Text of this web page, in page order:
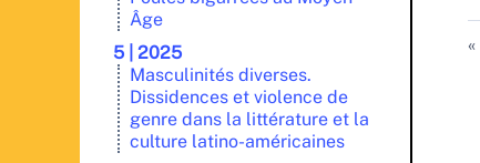
Âge
5 | 2025
Masculinités diverses.
Dissidences et violence de
genre dans la littérature et la
culture latino-américaines